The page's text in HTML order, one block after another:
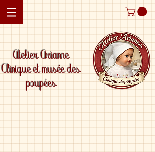
Atelier Arianne
Clinique et musée des
poupées